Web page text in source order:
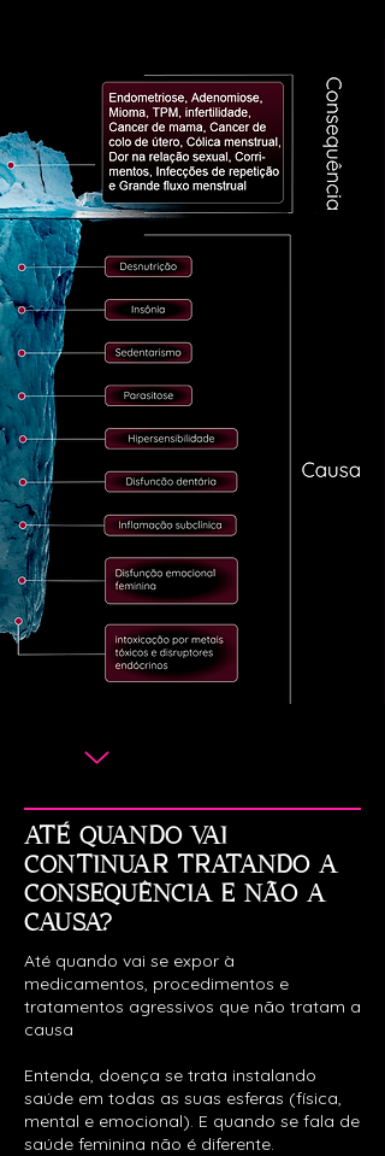
ATÉ QUANDO VAI
CONTINUAR TRATANDO A
CONSEQUÊNCIA E NÃO A
CAUSA?
Até quando vai se expor à
medicamentos, procedimentos e
tratamentos agressivos que não tratam a
causa
Entenda, doença se trata instalando
saúde em todas as suas esferas (física,
mental e emocional). E quando se fala de
saúde feminina não é diferente.